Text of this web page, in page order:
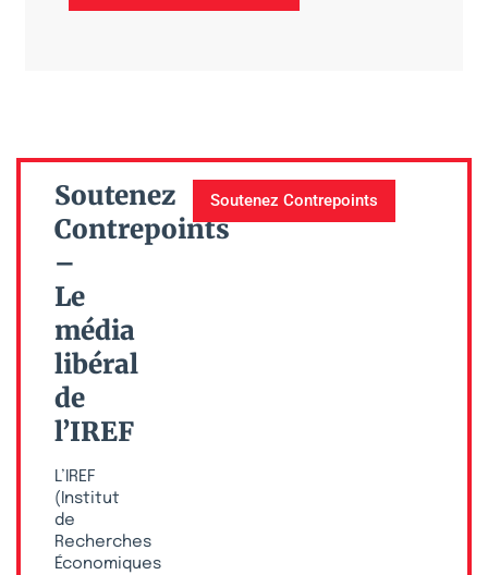
Soutenez
Contrepoints
–
Le
média
libéral
de
l’IREF
L’IREF
(Institut
de
Recherches
Économiques
Soutenez Contrepoints